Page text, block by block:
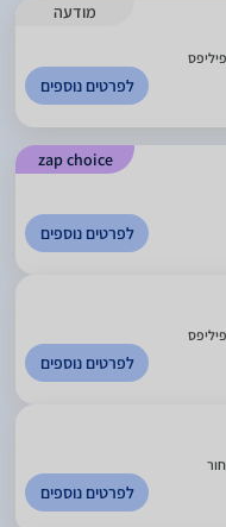
מודעה
לפרטים נוספים
zap choice
לפרטים נוספים
לפרטים נוספים
לפרטים נוספים